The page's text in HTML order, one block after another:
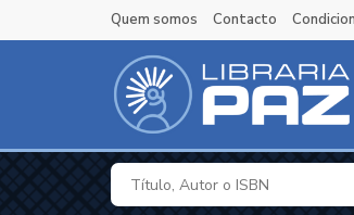
Quem somos Contacto